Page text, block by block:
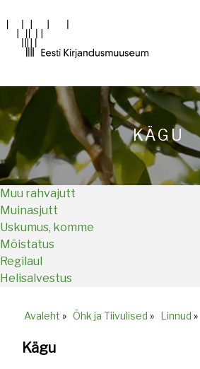
Main
KÄGU
Muu rahvajutt
Muinasjutt
Uskumus, komme
Mõistatus
Regilaul
Helisalvestus
Avaleht » Õhk ja Tiivulised » Linnud »
Kägu